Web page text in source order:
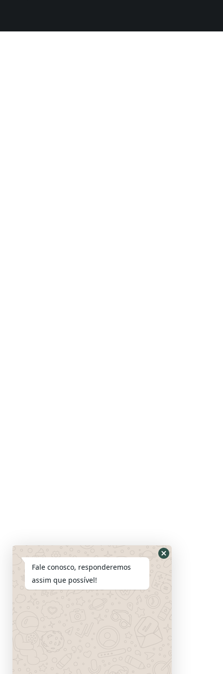
Fale conosco, responderemos
assim que possível!